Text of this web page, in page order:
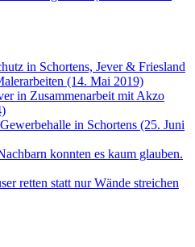
in Schortens, Jever & Friesland
(14. Mai 2019)
in Zusammenarbeit mit Akzo
in Schortens (25. Juni
konnten es kaum glauben.
retten statt nur Wände streichen